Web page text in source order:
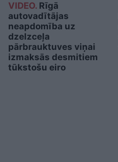
VIDEO. Rīgā
autovadītājas
neapdomība uz
dzelzceļa
pārbrauktuves viņai
izmaksās desmitiem
tūkstošu eiro